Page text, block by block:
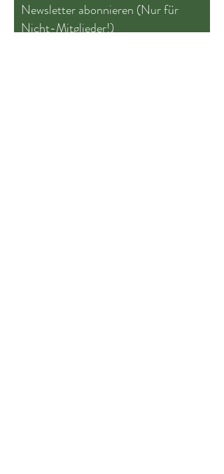
Newsletter abonnieren (Nur für
Nicht-Mitglieder!)